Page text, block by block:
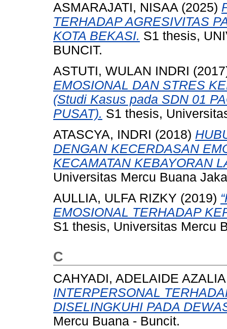
ASMARAJATI, NISAA (2025)
TERHADAP AGRESIVITAS
KOTA BEKASI. S1 thesis,
BUNCIT.
ASTUTI, WULAN INDRI
EMOSIONAL DAN STRES
(Studi Kasus pada SDN 01
PUSAT). S1 thesis,
ATASCYA, INDRI (2018)
DENGAN KECERDASAN
KECAMATAN KEBAYORAN
Universitas Mercu Buana
AULLIA, ULFA RIZKY (2019)
EMOSIONAL TERHADAP
S1 thesis, Universitas Mercu
C
CAHYADI, ADELAIDE AZALIA
INTERPERSONAL
DISELINGKUHI PADA
Mercu Buana - Buncit.